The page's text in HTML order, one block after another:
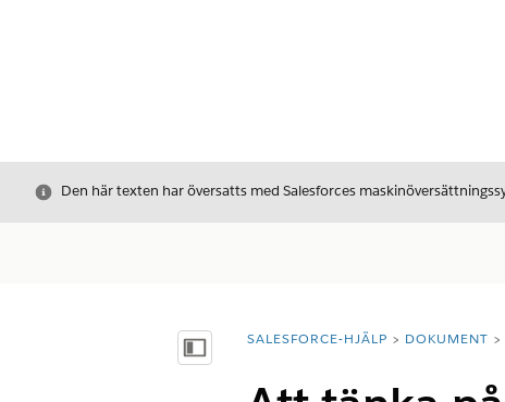
Stäng
Den här texten har översatts med Salesforces
Visa innehållsförteckning
Du är här:
SALESFORCE-HJÄLP DOKUMENT